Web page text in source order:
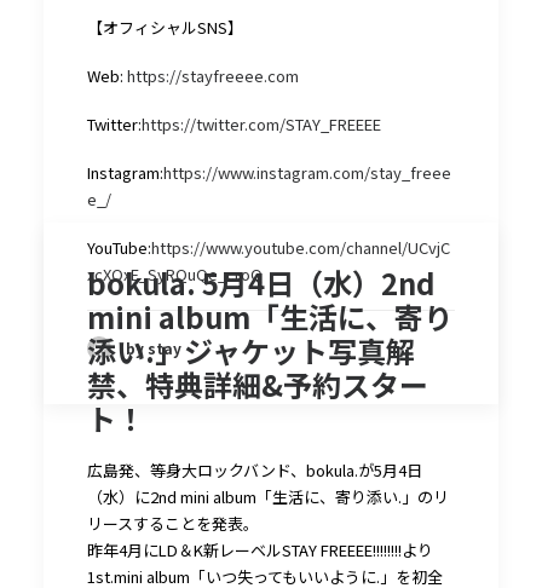
【オフィシャルSNS】
Web: https://stayfreeee.com
Twitter:https://twitter.com/STAY_FREEEE
Instagram:https://www.instagram.com/stay_freee
e_/
YouTube:https://www.youtube.com/channel/UCvjC
xcXOxE_SyRQuQe_croQ
by stay
bokula. 5月4日（水）2nd
mini album「生活に、寄り
添い.」ジャケット写真解
禁、特典詳細&予約スター
ト！
広島発、等身大ロックバンド、bokula.が5月4日
（水）に2nd mini album「生活に、寄り添い.」のリ
リースすることを発表。
昨年4月にLD＆K新レーベルSTAY FREEEE!!!!!!!!より
1st.mini album「いつ失ってもいいように.」を初全